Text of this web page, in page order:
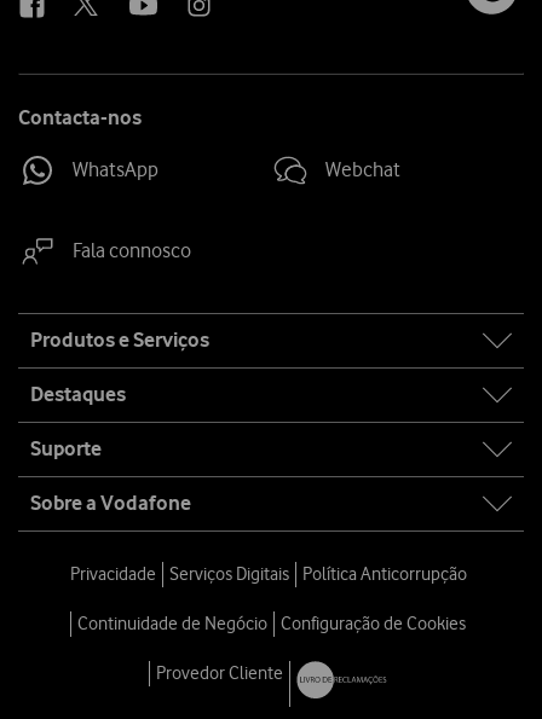
Contacta-nos
WhatsApp Webchat
Fala connosco
map
Produtos e Serviços
Destaques
Suporte
Sobre a Vodafone
Privacidade Serviços Digitais Política Anticorrupção
Continuidade de Negócio Configuração de Cookies
Provedor Cliente